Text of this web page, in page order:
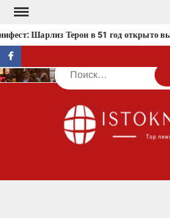
Перейти
содержимому
Шарлиз Терон в 51 год открыто
facebook
Поиск